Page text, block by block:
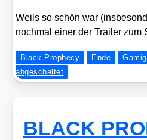
Weils so schön war
noch­mal einer der Trai­ler zum
Black Prophecy Ende
abgeschaltet
BLACK